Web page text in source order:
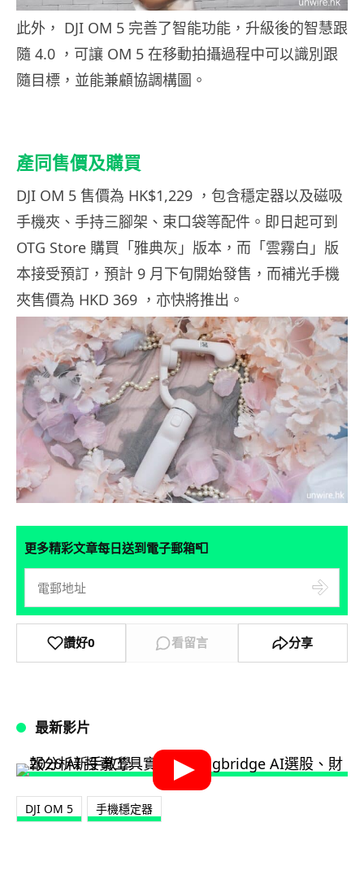
此外， DJI OM 5 完善了智能功能，升級後的智慧跟
隨 4.0 ，可讓 OM 5 在移動拍攝過程中可以識別跟
隨目標，並能兼顧協調構圖。
產同售價及購買
DJI OM 5 售價為 HK$1,229 ，包含穩定器以及磁吸
手機夾、手持三腳架、束口袋等配件。即日起可到
OTG Store 購買「雅典灰」版本，而「雲霧白」版
本接受預訂，預計 9 月下旬開始發售，而補光手機
夾售價為 HKD 369 ，亦快將推出。
更多精彩文章每日送到電子郵箱📮
讚好0 看留言 分享
最新影片
DJI OM 5 手機穩定器